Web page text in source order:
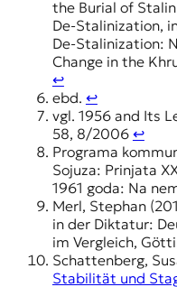
the Burial of
De-Stalinization,
De-Stalinization:
Change in the
↩︎
ebd. ↩︎
vgl. 1956 and Its
58, 8/2006 ↩︎
Programa
Sojuza: Prinjata
1961 goda: Na
Merl, Stephan
in der Diktatur:
im Vergleich,
Schattenberg,
Stabilität und